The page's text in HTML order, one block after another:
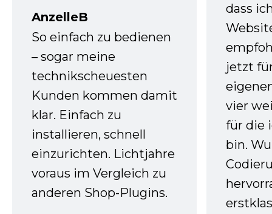
AnzelleB
So einfach zu bedienen
– sogar meine
technikscheuesten
Kunden kommen damit
klar. Einfach zu
installieren, schnell
einzurichten. Lichtjahre
voraus im Vergleich zu
anderen Shop-Plugins.
dass
jetzt
vier
für die
bin.